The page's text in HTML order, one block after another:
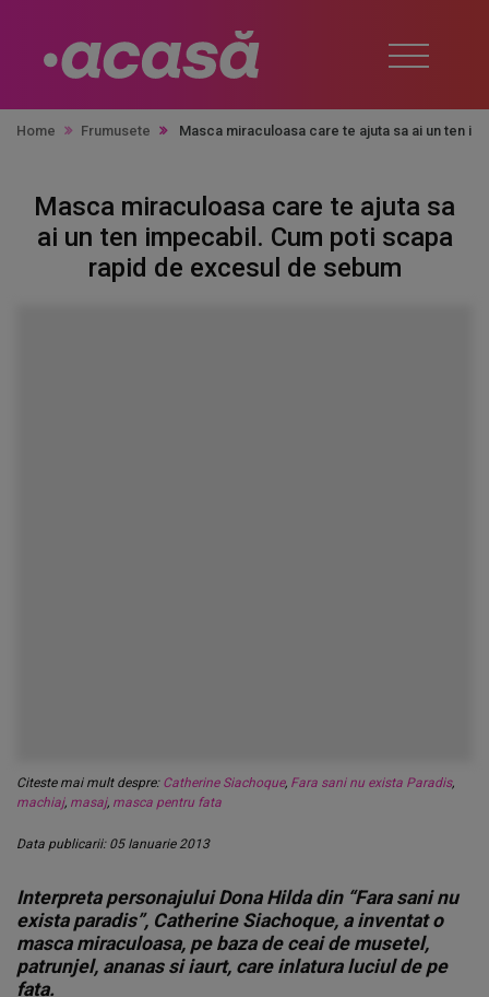
Home Frumusete Masca miraculoasa care te ajuta sa ai un ten
Masca miraculoasa care te ajuta sa
ai un ten impecabil. Cum poti scapa
rapid de excesul de sebum
Citeste mai mult despre: Catherine Siachoque, Fara sani nu exista Paradis,
machiaj, masaj, masca pentru fata
Data publicarii: 05 Ianuarie 2013
Interpreta personajului Dona Hilda din “Fara sani nu
exista paradis”, Catherine Siachoque, a inventat o
masca miraculoasa, pe baza de ceai de musetel,
patrunjel, ananas si iaurt, care inlatura luciul de pe
fata.